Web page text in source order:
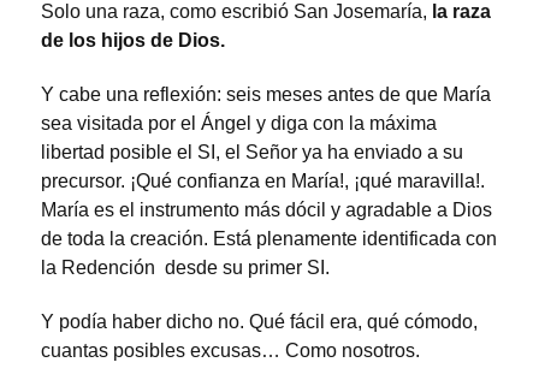
Solo una raza, como escribió San Josemaría, la raza
de los hijos de Dios.
Y cabe una reflexión: seis meses antes de que María
sea visitada por el Ángel y diga con la máxima
libertad posible el SI, el Señor ya ha enviado a su
precursor. ¡Qué confianza en María!, ¡qué maravilla!.
María es el instrumento más dócil y agradable a Dios
de toda la creación. Está plenamente identificada con
la Redención desde su primer SI.
Y podía haber dicho no. Qué fácil era, qué cómodo,
cuantas posibles excusas… Como nosotros.